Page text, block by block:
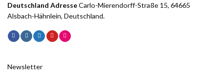
Deutschland AdresseCarlo-Mierendorff-Straße 15, 64665
Alsbach-Hähnlein, Deutschland.
Newsletter